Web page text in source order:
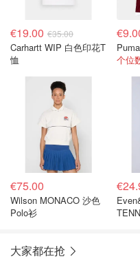
€19.00 €35.00
Carhartt WIP 白色印花T
恤
个位
€75.00
Wilson MONACO 沙色
Polo衫
大家都在抢